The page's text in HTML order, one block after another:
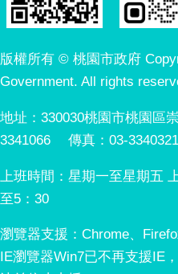
版權所有 © 桃園市政府
Government. All rights
地址：330030桃園市桃園
3341066 傳真：03-3340321
上班時間：星期一至星期五
至5：30
瀏覽器支援：Chrome、
IE瀏覽器Win7已不再支援IE